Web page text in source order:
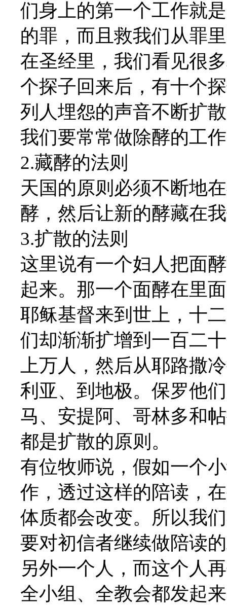
们身上的第一个工作就
的罪，而且救我们从罪
在圣经里，我们看见很
个探子回来后，有十个
列人埋怨的声音不断扩
我们要常常做除酵的工
2.藏酵的法则
天国的原则必须不断地
酵，然后让新的酵藏在
3.扩散的法则
这里说有一个妇人把面
起来。那一个面酵在里
耶稣基督来到世上，十
们却渐渐扩增到一百二
上万人，然后从耶路撒
利亚、到地极。保罗他
马、安提阿、哥林多和
都是扩散的原则。
有位牧师说，假如一个
作，透过这样的陪读，
体质都会改变。所以我
要对初信者继续做陪读
另外一个人，而这个人
全小组、全教会都发起